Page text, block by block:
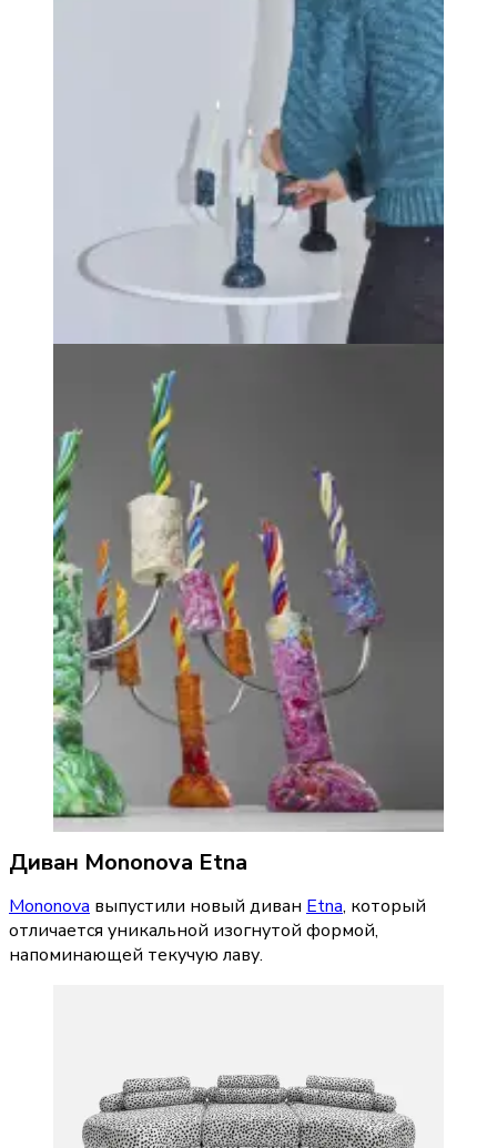
Диван Mononova Etna
Mononova выпустили новый диван Etna, который
отличается уникальной изогнутой формой,
напоминающей текучую лаву.